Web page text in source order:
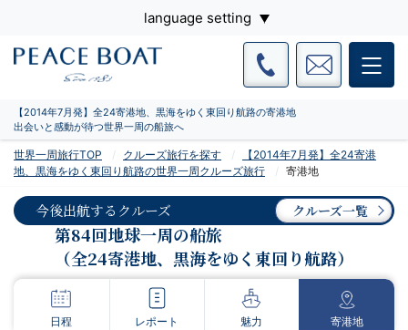
language setting
【2014年7月発】全24寄港地、黒海をゆく東回り航路の寄港地
出会いと感動が待つ世界一周の船旅へ
世界一周旅行TOP クルーズ旅行を探す
【2014年7月発】全24寄港
地、黒海をゆく東回り航路の世界一周クルーズ旅行
寄港地
今後出航するクルーズ クルーズ一覧
第84回地球一周の船旅
（全24寄港地、黒海をゆく東回り航路）
日程 レポート 魅力 寄港地